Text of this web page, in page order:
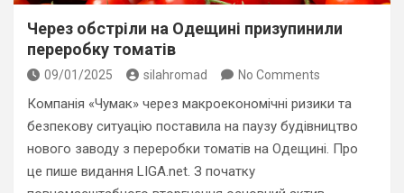
Через обстріли на Одещині призупинили
переробку томатів
09/01/2025 silahromad No Comments
Компанія «Чумак» через макроекономічні ризики та
безпекову ситуацію поставила на паузу будівництво
нового заводу з переробки томатів на Одещині. Про
це пише видання LIGA.net. З початку